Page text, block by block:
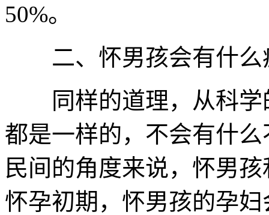
50%。
二、怀男孩会有什么
同样的道理，从科学
都是一样的，不会有什
民间的角度来说，怀男
怀孕初期，怀男孩的孕